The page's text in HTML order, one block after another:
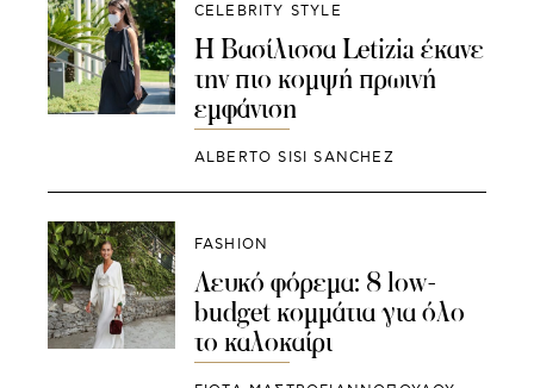
CELEBRITY STYLE
Η Βασίλισσα Letizia έκανε
την πιο κομψή πρωινή
εμφάνιση
ALBERTΟ SISI SANCHEZ
FASHION
Λευκό φόρεμα: 8 low-
budget κομμάτια για όλο
το καλοκαίρι